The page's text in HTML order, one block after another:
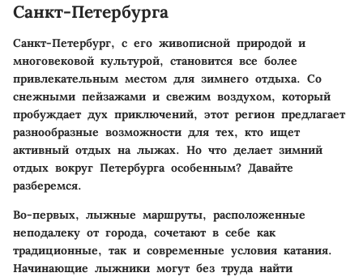
Санкт-Петербурга
Санкт-Петербург, с его живописной природой и
многовековой культурой, становится все более
привлекательным местом для зимнего отдыха. Со
снежными пейзажами и свежим воздухом, который
пробуждает дух приключений, этот регион предлагает
разнообразные возможности для тех, кто ищет
активный отдых на лыжах. Но что делает зимний
отдых вокруг Петербурга особенным? Давайте
разберемся.
Во-первых, лыжные маршруты, расположенные
неподалеку от города, сочетают в себе как
традиционные, так и современные условия катания.
Начинающие лыжники могут без труда найти